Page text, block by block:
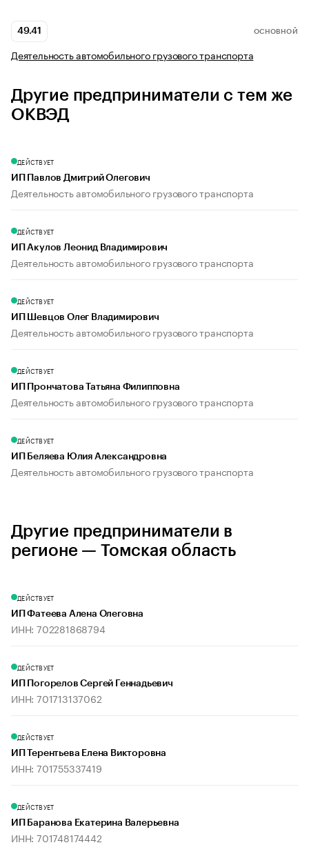
49.41 ОСНОВНОЙ
Деятельность автомобильного грузового транспорта
Другие предприниматели с тем же
ОКВЭД
ДЕЙСТВУЕТ
ИП Павлов Дмитрий Олегович
Деятельность автомобильного грузового транспорта
ДЕЙСТВУЕТ
ИП Акулов Леонид Владимирович
Деятельность автомобильного грузового транспорта
ДЕЙСТВУЕТ
ИП Шевцов Олег Владимирович
Деятельность автомобильного грузового транспорта
ДЕЙСТВУЕТ
ИП Прончатова Татьяна Филипповна
Деятельность автомобильного грузового транспорта
ДЕЙСТВУЕТ
ИП Беляева Юлия Александровна
Деятельность автомобильного грузового транспорта
Другие предприниматели в
регионе — Томская область
ДЕЙСТВУЕТ
ИП Фатеева Алена Олеговна
ИНН: 702281868794
ДЕЙСТВУЕТ
ИП Погорелов Сергей Геннадьевич
ИНН: 701713137062
ДЕЙСТВУЕТ
ИП Терентьева Елена Викторовна
ИНН: 701755337419
ДЕЙСТВУЕТ
ИП Баранова Екатерина Валерьевна
ИНН: 701748174442